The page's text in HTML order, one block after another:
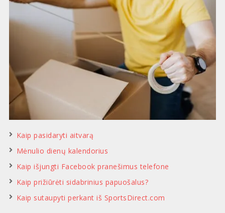
Kaip pasidaryti aitvarą
Mėnulio dienų kalendorius
Kaip išjungti Facebook pranešimus telefone
Kaip prižiūrėti sidabrinius papuošalus?
Kaip sutaupyti perkant iš SportsDirect.com